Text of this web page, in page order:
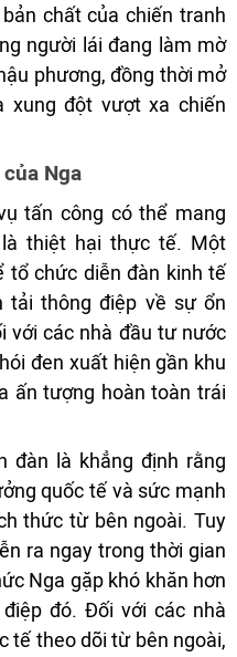
chất của chiến tranh
người lái đang làm mờ
phương, đồng thời mở
xung đột vượt xa chiến
Nga
tấn công có thể mang
thiệt hại thực tế. Một
tổ chức diễn đàn kinh tế
tải thông điệp về sự ổn
với các nhà đầu tư nước
đen xuất hiện gần khu
ấn tượng hoàn toàn trái
đàn là khẳng định rằng
quốc tế và sức mạnh
thức từ bên ngoài. Tuy
ra ngay trong thời gian
Nga gặp khó khăn hơn
đó. Đối với các nhà
tế theo dõi từ bên ngoài,